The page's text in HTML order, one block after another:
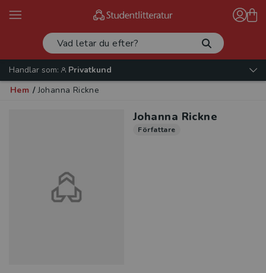
Handlar som:
Privatkund
Hem / Johanna Rickne
Johanna Rickne
Författare